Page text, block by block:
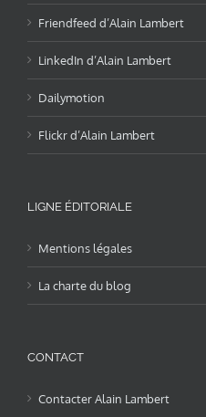
Friendfeed d’Alain Lambert
LinkedIn d’Alain Lambert
Dailymotion
Flickr d’Alain Lambert
LIGNE ÉDITORIALE
Mentions légales
La charte du blog
CONTACT
Contacter Alain Lambert